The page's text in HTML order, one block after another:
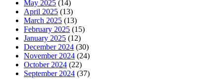
May 2025 (14)
April 2025 (13)
March 2025 (13)
February 2025 (15)
January 2025 (12)
December 2024 (30)
November 2024 (24)
October 2024 (22)
September 2024 (37)